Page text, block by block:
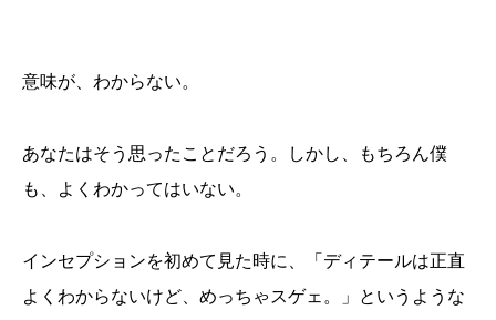
意味が、わからない。
あなたはそう思ったことだろう。しかし、もちろん僕
も、よくわかってはいない。
インセプションを初めて見た時に、「ディテールは正直
よくわからないけど、めっちゃスゲェ。」というような